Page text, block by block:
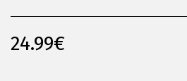
24.99€